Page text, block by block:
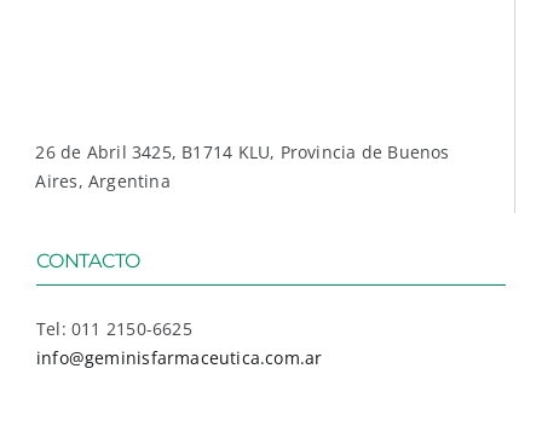
26 de Abril 3425, B1714 KLU, Provincia de Buenos
Aires, Argentina
CONTACTO
Tel: 011 2150-6625
info@geminisfarmaceutica.com.ar